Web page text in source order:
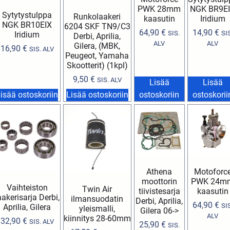
Sytytystulppa
NGK BR10EIX
Iridium
16,90 € SIS. ALV
ostoskoriin
Runkolaakeri
6204 SKF TN9/C3
Derbi, Aprilia,
Gilera, (MBK,
Peugeot, Yamaha
Skootterit) (1kpl)
9,50 € SIS. ALV
Lisää ostoskoriin
PWK 28mm
kaasutin
64,90 € SIS.
ALV
Lisää
ostoskoriin
NGK
Iridium
14,90 €
ALV
Lisää
Vaihteiston
Derbi,
Aprilia, Gilera
32,90 € SIS. ALV
Twin Air
ilmansuodatin
yleismalli,
kiinnitys 28-60mm
Athena
moottorin
tiivistesarja
Derbi, Aprilia,
Gilera 06->
25,90 € SIS.
PWK
kaasutin
64,90 €
ALV